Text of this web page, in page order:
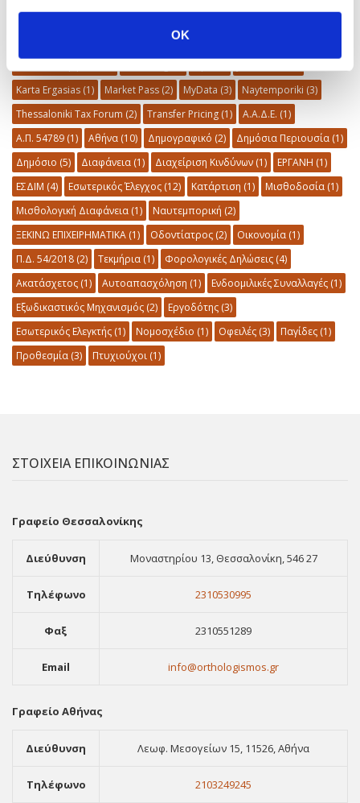
OK
E-Timologia
Karta Ergasias (1) Market Pass (2) MyData (3) Naytemporiki (3)
Thessaloniki Tax Forum (2) Transfer Pricing (1) Α.Α.Δ.Ε. (1)
Α.Π. 54789 (1) Αθήνα (10) Δημογραφικό (2) Δημόσια Περιουσία (1)
Δημόσιο (5) Διαφάνεια (1) Διαχείριση Κινδύνων (1) ΕΡΓΑΝΗ (1)
ΕΣΔΙΜ (4) Εσωτερικός Έλεγχος (12) Κατάρτιση (1) Μισθοδοσία (1)
Μισθολογική Διαφάνεια (1) Ναυτεμπορική (2)
ΞΕΚΙΝΩ ΕΠΙΧΕΙΡΗΜΑΤΙΚΑ (1) Οδοντίατρος (2) Οικονομία (1)
Π.Δ. 54/2018 (2) Τεκμήρια (1) Φορολογικές Δηλώσεις (4)
Ακατάσχετος (1) Αυτοαπασχόληση (1) Ενδοομιλικές Συναλλαγές (1)
Εξωδικαστικός Μηχανισμός (2) Εργοδότης (3)
Εσωτερικός Ελεγκτής (1) Νομοσχέδιο (1) Οφειλές (3) Παγίδες (1)
Προθεσμία (3) Πτυχιούχοι (1)
ΣΤΟΙΧΕΙΑ ΕΠΙΚΟΙΝΩΝΙΑΣ
Γραφείο Θεσσαλονίκης
Διεύθυνση Μοναστηρίου 13, Θεσσαλονίκη, 546 27
Τηλέφωνο 2310530995
Φαξ 2310551289
Email info@orthologismos.gr
Γραφείο Αθήνας
Διεύθυνση Λεωφ. Μεσογείων 15, 11526, Αθήνα
Τηλέφωνο 2103249245